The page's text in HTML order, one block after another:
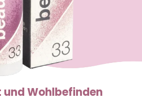
und Wohlbefinden